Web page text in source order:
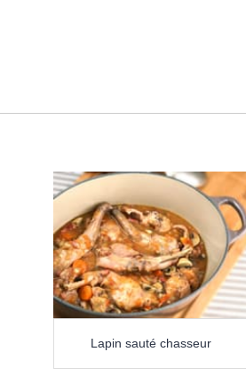
Lapin sauté chasseur